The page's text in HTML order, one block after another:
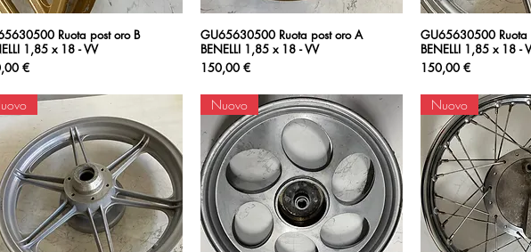
Vista rapida
Ruota post oro B
1,85 x 18 - VV
€
Vista rapida
GU65630500 Ruota post oro A
BENELLI 1,85 x 18 - VV
Prezzo
150,00 €
Vista
GU65630500 Ruota
BENELLI 1,85 x 18 -
Prezzo
150,00 €
Nuovo Nuovo